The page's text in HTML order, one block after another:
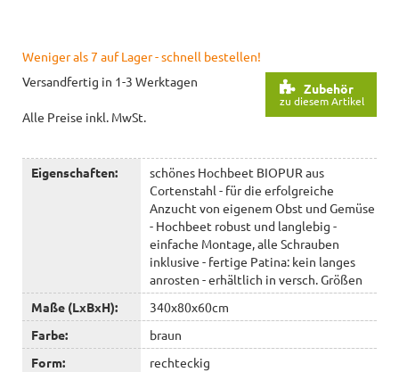
Weniger als 7 auf Lager - schnell bestellen!
Zubehör
zu diesem Artikel
Versandfertig in 1-3 Werktagen
Alle Preise inkl. MwSt.
Eigenschaften:
schönes Hochbeet BIOPUR aus
Cortenstahl - für die erfolgreiche
Anzucht von eigenem Obst und Gemüse
- Hochbeet robust und langlebig -
einfache Montage, alle Schrauben
inklusive - fertige Patina: kein langes
anrosten - erhältlich in versch. Größen
Maße (LxBxH):
340x80x60cm
Farbe:
braun
Form:
rechteckig